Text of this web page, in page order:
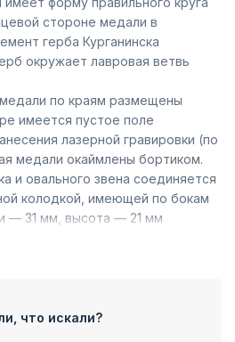
стороне медали в
герба Курганинска
окружает лавровая ветвь
по краям размещены
имеется пустое поле
лазерной гравировки (по
медали окаймлены бортиком.
и овального звена соединяется
колодкой, имеющей по бокам
— 31 мм, высота — 21 мм
Вдоль основания колодки
выбора заказчика. Колодка
что искали?